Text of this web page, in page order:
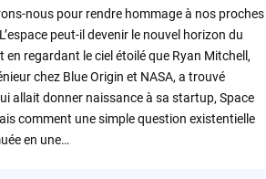
nous pour rendre hommage à nos proches
peut-il devenir le nouvel horizon du
en regardant le ciel étoilé que Ryan Mitchell,
chez Blue Origin et NASA, a trouvé
allait donner naissance à sa startup, Space
comment une simple question existentielle
en une…